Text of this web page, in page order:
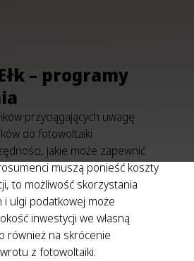
– programy
przyciągających uwagę
do fotowoltaiki
jakie może zapewnić
muszą ponieść koszty
to możliwość skorzystania
ulgi podatkowej może
inwestycji we własną
również na skrócenie
z fotowoltaiki.